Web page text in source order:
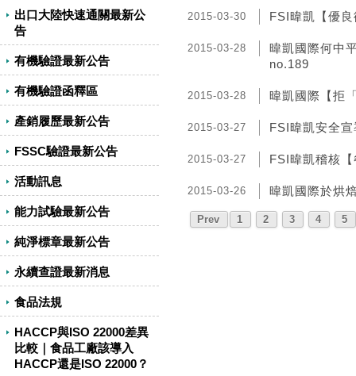
出口大陸快速通關最新公
告
有機驗證最新公告
有機驗證函釋區
產銷履歷最新公告
FSSC驗證最新公告
活動訊息
能力試驗最新公告
純淨標章最新公告
永續查證最新消息
食品法規
HACCP與ISO 22000差異
比較｜食品工廠該導入
HACCP還是ISO 22000？
2015-03-30 FSI暐凱【優
2015-03-28
暐凱國際何中
no.189
2015-03-28 暐凱國際【拒
2015-03-27 FSI暐凱安全
2015-03-27 FSI暐凱稽核
2015-03-26 暐凱國際於烘
Prev 1 2 3 4 5